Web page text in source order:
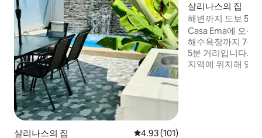
살리나스의 집 평점 4.93점(5점 만점), 후기 101
4.93 (101)
살리나스의 집
해변까지 도보 5분
이파이
Casa Ema에 오신 것
해수욕장까지 7분,
5분 거리입니다.
지역에 위치해 있